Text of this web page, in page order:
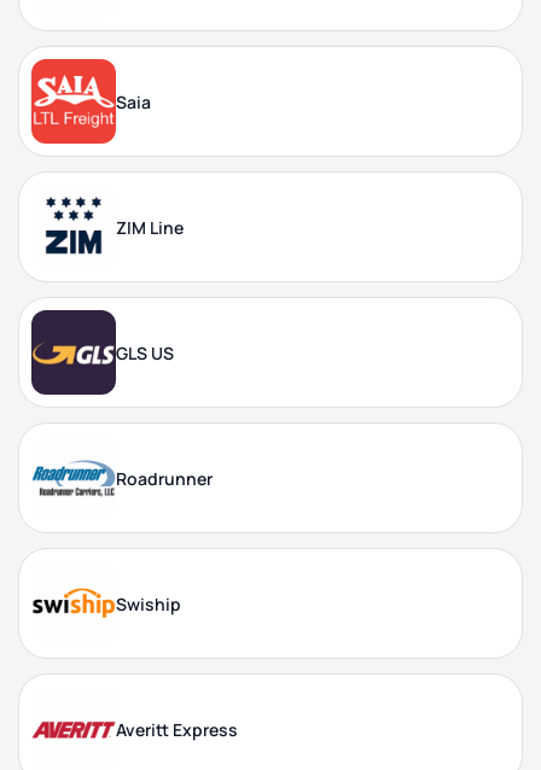
Saia
ZIM Line
GLS US
Roadrunner
Swiship
Averitt Express